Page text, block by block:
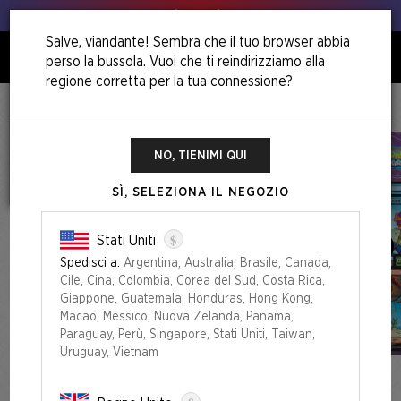
Salve, viandante! Sembra che il tuo browser abbia
perso la bussola. Vuoi che ti reindirizziamo alla
regione corretta per la tua connessione?
NO, TIENIMI QUI
SÌ, SELEZIONA IL NEGOZIO
Stati Uniti $
Spedisci a: Argentina, Australia, Brasile, Canada,
Cile, Cina, Colombia, Corea del Sud, Costa Rica,
Giappone, Guatemala, Honduras, Hong Kong,
Macao, Messico, Nuova Zelanda, Panama,
Paraguay, Perù, Singapore, Stati Uniti, Taiwan,
Uruguay, Vietnam